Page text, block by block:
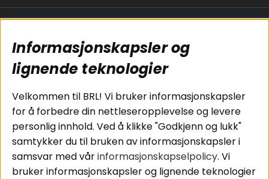
Koblingsguide for
subwoofers
Tilkobling av
bilforsterker
Koblingsguide for
midbasser
Butikker
Våre ambassadører
- Team BRL
Cookies
Kjøpsvilkår
Personvernpolicy
Service / Garanti /
Retur
Informasjonskapsler og
lignende teknologier
Velkommen til BRL! Vi bruker informasjonskapsler
for å forbedre din nettleseropplevelse og levere
personlig innhold. Ved å klikke "Godkjenn og lukk"
samtykker du til bruken av informasjonskapsler i
samsvar med vårinformasjonskapselpolicy. Vi
bruker informasjonskapsler og lignende teknologier